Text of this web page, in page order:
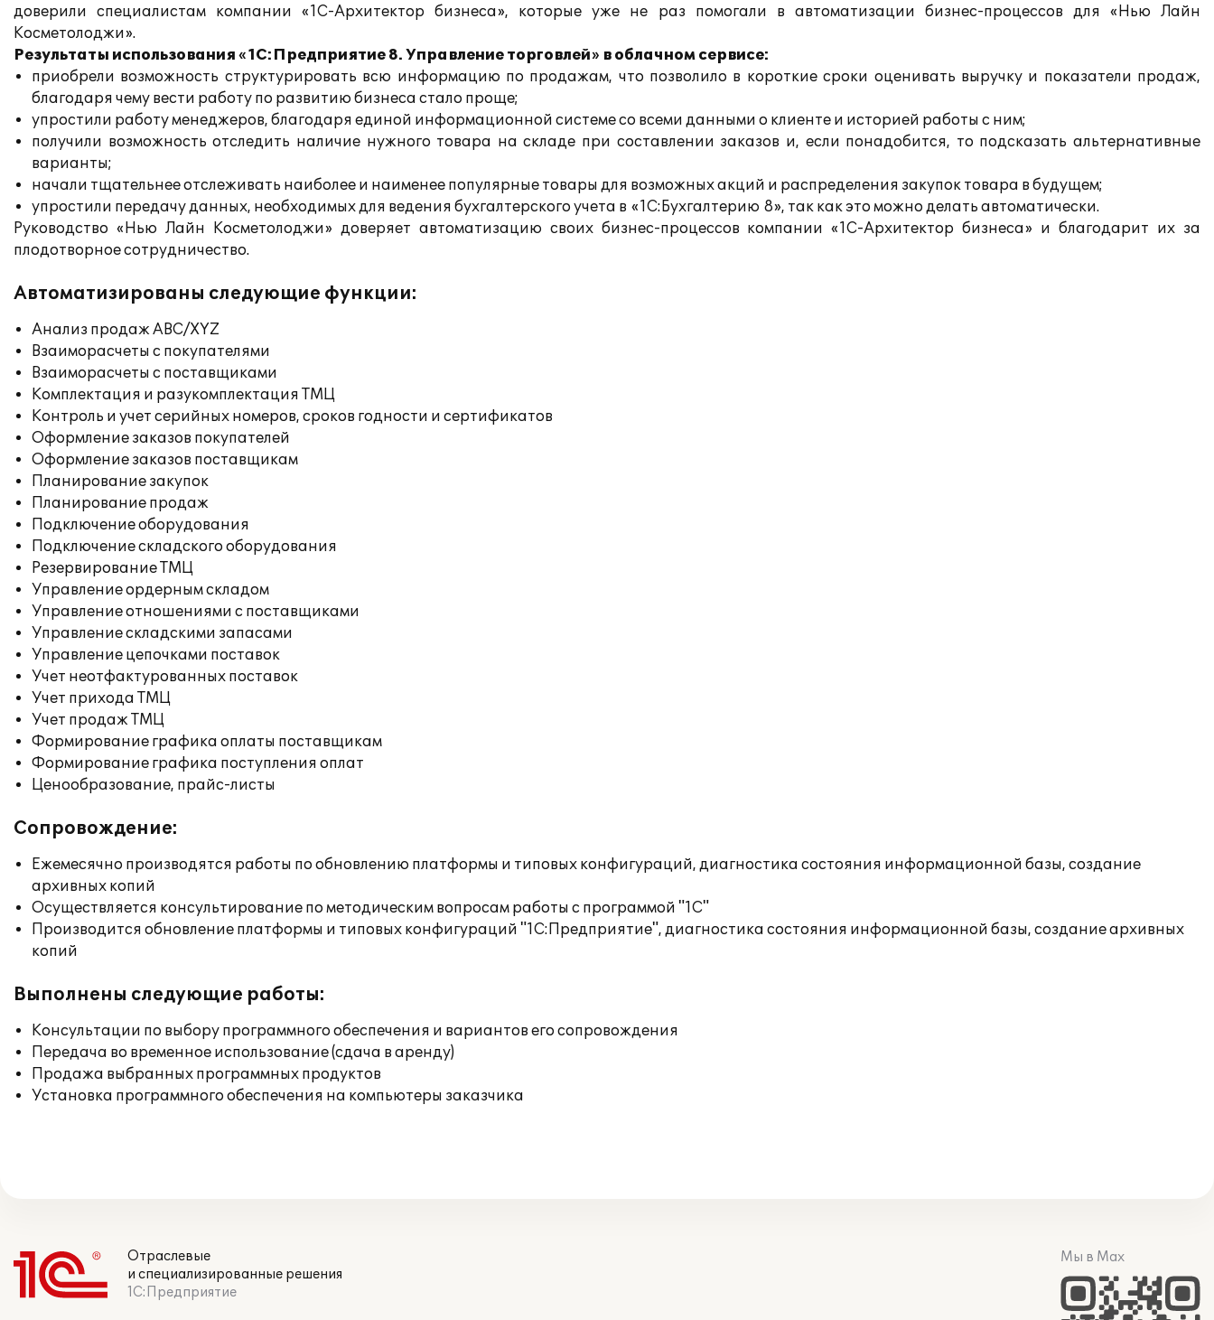
доверили специалистам компании «1С-Архитектор бизнеса», которые уже не раз помогали в автоматизации бизнес-процессов для «Нью Лайн
Косметолоджи».
Результаты использования «1С:Предприятие 8. Управление торговлей» в облачном сервисе:
приобрели возможность структурировать всю информацию по продажам, что позволило в короткие сроки оценивать выручку и показатели продаж,
благодаря чему вести работу по развитию бизнеса стало проще;
упростили работу менеджеров, благодаря единой информационной системе со всеми данными о клиенте и историей работы с ним;
получили возможность отследить наличие нужного товара на складе при составлении заказов и, если понадобится, то подсказать альтернативные
варианты;
начали тщательнее отслеживать наиболее и наименее популярные товары для возможных акций и распределения закупок товара в будущем;
упростили передачу данных, необходимых для ведения бухгалтерского учета в «1С:Бухгалтерию 8», так как это можно делать автоматически.
Руководство «Нью Лайн Косметолоджи» доверяет автоматизацию своих бизнес-процессов компании «1С-Архитектор бизнеса» и благодарит их за
плодотворное сотрудничество.
Автоматизированы следующие функции:
Анализ продаж ABC/XYZ
Взаиморасчеты с покупателями
Взаиморасчеты с поставщиками
Комплектация и разукомплектация ТМЦ
Контроль и учет серийных номеров, сроков годности и сертификатов
Оформление заказов покупателей
Оформление заказов поставщикам
Планирование закупок
Планирование продаж
Подключение оборудования
Подключение складского оборудования
Резервирование ТМЦ
Управление ордерным складом
Управление отношениями с поставщиками
Управление складскими запасами
Управление цепочками поставок
Учет неотфактурованных поставок
Учет прихода ТМЦ
Учет продаж ТМЦ
Формирование графика оплаты поставщикам
Формирование графика поступления оплат
Ценообразование, прайс-листы
Сопровождение:
Ежемесячно производятся работы по обновлению платформы и типовых конфигураций, диагностика состояния информационной базы, создание
архивных копий
Осуществляется консультирование по методическим вопросам работы с программой "1С"
Производится обновление платформы и типовых конфигураций "1С:Предприятие", диагностика состояния информационной базы, создание архивных
копий
Выполнены следующие работы:
Консультации по выбору программного обеспечения и вариантов его сопровождения
Передача во временное использование (сдача в аренду)
Продажа выбранных программных продуктов
Установка программного обеспечения на компьютеры заказчика
Отраслевые
и специализированные решения
1С:Предприятие
Мы в Max